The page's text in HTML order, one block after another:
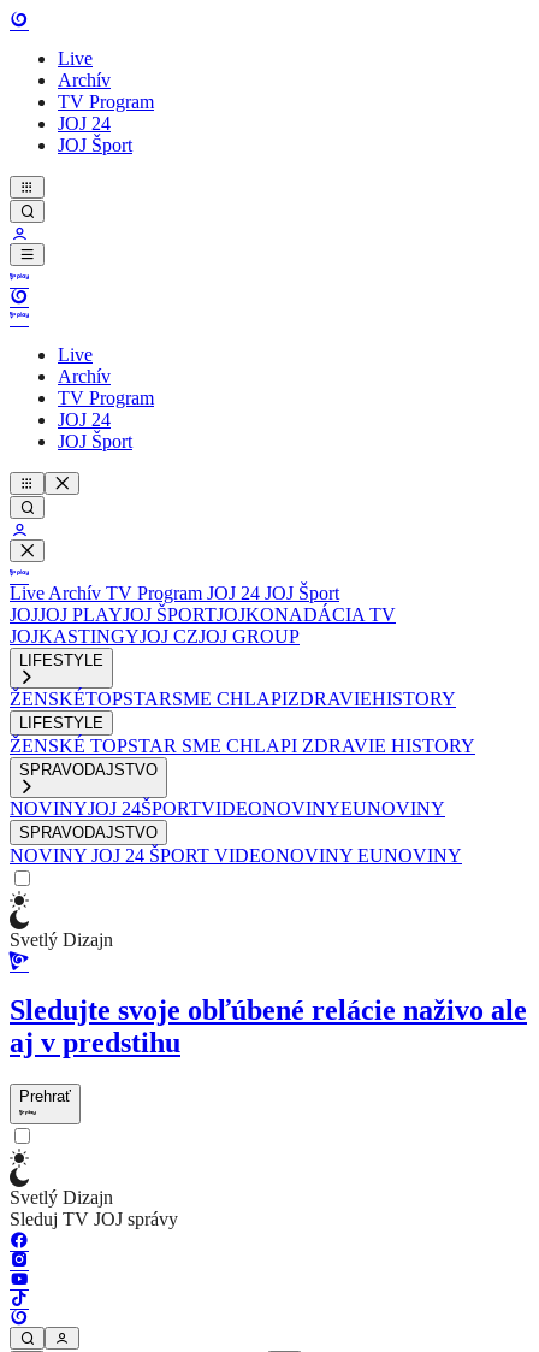
Live
Archív
TV Program
JOJ 24
JOJ Šport
Live
Archív
TV Program
JOJ 24
JOJ Šport
Live Archív TV Program JOJ 24 JOJ Šport
JOJJOJ PLAYJOJ ŠPORTJOJKONADÁCIA TV
JOJKASTINGYJOJ CZJOJ GROUP
LIFESTYLE
ŽENSKÉTOPSTARSME CHLAPIZDRAVIEHISTORY
LIFESTYLE
ŽENSKÉ TOPSTAR SME CHLAPI ZDRAVIE HISTORY
SPRAVODAJSTVO
NOVINYJOJ 24ŠPORTVIDEONOVINYEUNOVINY
SPRAVODAJSTVO
NOVINY JOJ 24 ŠPORT VIDEONOVINY EUNOVINY
Svetlý Dizajn
Sledujte svoje obľúbené relácie naživo ale
aj v predstihu
Prehrať
Svetlý Dizajn
Sleduj TV JOJ správy